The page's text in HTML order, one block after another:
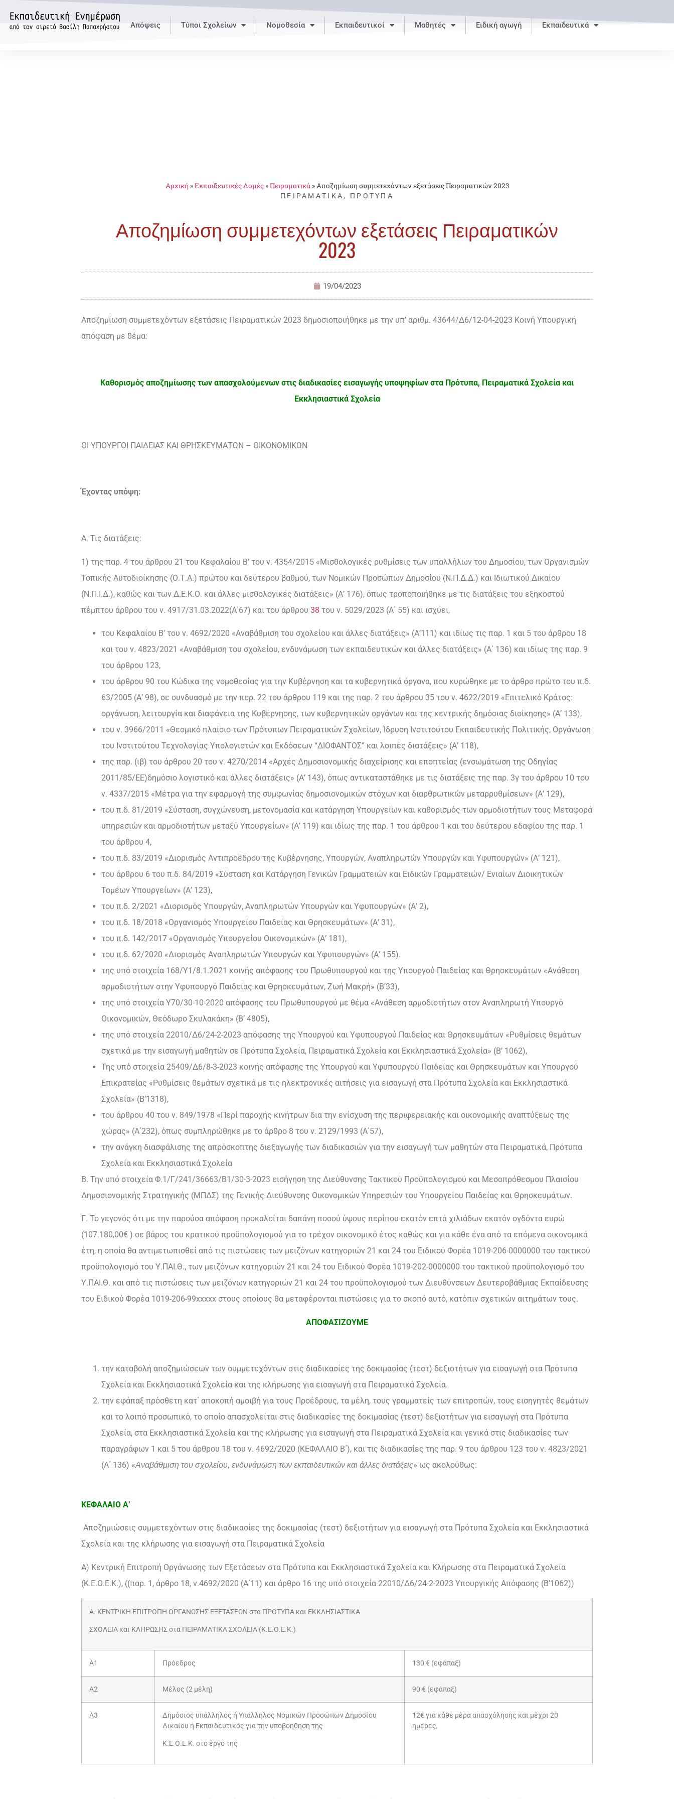
Απόψεις Τύποι Σχολείων Νομοθεσία Εκπαιδευτικοί Μαθητές Ειδική αγωγή Εκπαιδευτικά
Αρχική »Εκπαιδευτικές Δομές»Πειραματικά»Αποζημίωση συμμετεχόντων εξετάσεις Πειραματικών 2023
ΠΕΙΡΑΜΑΤΙΚΆ , ΠΡΌΤΥΠΑ
Αποζημίωση συμμετεχόντων εξετάσεις Πειραματικών
2023
19/04/2023
Αποζημίωση συμμετεχόντων εξετάσεις Πειραματικών 2023 δημοσιοποιήθηκε με την υπ’ αριθμ. 43644/Δ6/12-04-2023 Κοινή Υπουργική
απόφαση με θέμα:
Καθορισμός αποζημίωσης των απασχολούμενων στις διαδικασίες εισαγωγής υποψηφίων στα Πρότυπα, Πειραματικά Σχολεία και
Εκκλησιαστικά Σχολεία
ΟΙ ΥΠΟΥΡΓΟΙ ΠΑΙΔΕΙΑΣ ΚΑΙ ΘΡΗΣΚΕΥΜΑΤΩΝ – ΟΙΚΟΝΟΜΙΚΩΝ
Έχοντας υπόψη:
Α. Τις διατάξεις:
1) της παρ. 4 του άρθρου 21 του Κεφαλαίου Β’ του ν. 4354/2015 «Μισθολογικές ρυθμίσεις των υπαλλήλων του Δημοσίου, των Οργανισμών
Τοπικής Αυτοδιοίκησης (Ο.Τ.Α.) πρώτου και δεύτερου βαθμού, των Νομικών Προσώπων Δημοσίου (Ν.Π.Δ.Δ.) και Ιδιωτικού Δικαίου
(Ν.Π.Ι.Δ.), καθώς και των Δ.Ε.Κ.Ο. και άλλες μισθολογικές διατάξεις» (Α’ 176), όπως τροποποιήθηκε με τις διατάξεις του εξηκοστού
πέμπτου άρθρου του ν. 4917/31.03.2022(Α΄67) και του άρθρου 38 του ν. 5029/2023 (Α΄ 55) και ισχύει,
του Κεφαλαίου Β’ του ν. 4692/2020 «Αναβάθμιση του σχολείου και άλλες διατάξεις» (Α’111) και ιδίως τις παρ. 1 και 5 του άρθρου 18
και του ν. 4823/2021 «Αναβάθμιση του σχολείου, ενδυνάμωση των εκπαιδευτικών και άλλες διατάξεις» (Α΄ 136) και ιδίως της παρ. 9
του άρθρου 123,
του άρθρου 90 του Κώδικα της νομοθεσίας για την Κυβέρνηση και τα κυβερνητικά όργανα, που κυρώθηκε με το άρθρο πρώτο του π.δ.
63/2005 (Α’ 98), σε συνδυασμό με την περ. 22 του άρθρου 119 και της παρ. 2 του άρθρου 35 του ν. 4622/2019 «Επιτελικό Κράτος:
οργάνωση, λειτουργία και διαφάνεια της Κυβέρνησης, των κυβερνητικών οργάνων και της κεντρικής δημόσιας διοίκησης» (Α’ 133),
του ν. 3966/2011 «Θεσμικό πλαίσιο των Πρότυπων Πειραματικών Σχολείων, Ίδρυση Ινστιτούτου Εκπαιδευτικής Πολιτικής, Οργάνωση
του Ινστιτούτου Τεχνολογίας Υπολογιστών και Εκδόσεων “ΔΙΟΦΑΝΤΟΣ” και λοιπές διατάξεις» (Α’ 118),
της παρ. (ιβ) του άρθρου 20 του ν. 4270/2014 «Αρχές Δημοσιονομικής διαχείρισης και εποπτείας (ενσωμάτωση της Οδηγίας
2011/85/ΕΕ)δημόσιο λογιστικό και άλλες διατάξεις» (Α’ 143), όπως αντικαταστάθηκε με τις διατάξεις της παρ. 3γ του άρθρου 10 του
ν. 4337/2015 «Μέτρα για την εφαρμογή της συμφωνίας δημοσιονομικών στόχων και διαρθρωτικών μεταρρυθμίσεων» (Α’ 129),
του π.δ. 81/2019 «Σύσταση, συγχώνευση, μετονομασία και κατάργηση Υπουργείων και καθορισμός των αρμοδιοτήτων τους Μεταφορά
υπηρεσιών και αρμοδιοτήτων μεταξύ Υπουργείων» (Α’ 119) και ιδίως της παρ. 1 του άρθρου 1 και του δεύτερου εδαφίου της παρ. 1
του άρθρου 4,
του π.δ. 83/2019 «Διορισμός Αντιπροέδρου της Κυβέρνησης, Υπουργών, Αναπληρωτών Υπουργών και Υφυπουργών» (Α’ 121),
του άρθρου 6 του π.δ. 84/2019 «Σύσταση και Κατάργηση Γενικών Γραμματειών και Ειδικών Γραμματειών/ Ενιαίων Διοικητικών
Τομέων Υπουργείων» (Α’ 123),
του π.δ. 2/2021 «Διορισμός Υπουργών, Αναπληρωτών Υπουργών και Υφυπουργών» (Α’ 2),
του π.δ. 18/2018 «Οργανισμός Υπουργείου Παιδείας και Θρησκευμάτων» (Α’ 31),
του π.δ. 142/2017 «Οργανισμός Υπουργείου Οικονομικών» (Α’ 181),
του π.δ. 62/2020 «Διορισμός Αναπληρωτών Υπουργών και Υφυπουργών» (Α’ 155).
της υπό στοιχεία 168/Υ1/8.1.2021 κοινής απόφασης του Πρωθυπουργού και της Υπουργού Παιδείας και Θρησκευμάτων «Ανάθεση
αρμοδιοτήτων στην Υφυπουργό Παιδείας και Θρησκευμάτων, Ζωή Μακρή» (Β’33),
της υπό στοιχεία Υ70/30-10-2020 απόφασης του Πρωθυπουργού με θέμα «Ανάθεση αρμοδιοτήτων στον Αναπληρωτή Υπουργό
Οικονομικών, Θεόδωρο Σκυλακάκη» (Β’ 4805),
της υπό στοιχεία 22010/Δ6/24-2-2023 απόφασης της Υπουργού και Υφυπουργού Παιδείας και Θρησκευμάτων «Ρυθμίσεις θεμάτων
σχετικά με την εισαγωγή μαθητών σε Πρότυπα Σχολεία, Πειραματικά Σχολεία και Εκκλησιαστικά Σχολεία» (Β’ 1062),
Της υπό στοιχεία 25409/Δ6/8-3-2023 κοινής απόφασης της Υπουργού και Υφυπουργού Παιδείας και Θρησκευμάτων και Υπουργού
Επικρατείας «Ρυθμίσεις θεμάτων σχετικά με τις ηλεκτρονικές αιτήσεις για εισαγωγή στα Πρότυπα Σχολεία και Εκκλησιαστικά
Σχολεία» (Β’1318),
του άρθρου 40 του ν. 849/1978 «Περί παροχής κινήτρων δια την ενίσχυση της περιφερειακής και οικονομικής αναπτύξεως της
χώρας» (Α΄232), όπως συμπληρώθηκε με το άρθρο 8 του ν. 2129/1993 (Α΄57),
την ανάγκη διασφάλισης της απρόσκοπτης διεξαγωγής των διαδικασιών για την εισαγωγή των μαθητών στα Πειραματικά, Πρότυπα
Σχολεία και Εκκλησιαστικά Σχολεία
Β. Την υπό στοιχεία Φ.1/Γ/241/36663/B1/30-3-2023 εισήγηση της Διεύθυνσης Τακτικού Προϋπολογισμού και Μεσοπρόθεσμου Πλαισίου
Δημοσιονομικής Στρατηγικής (ΜΠΔΣ) της Γενικής Διεύθυνσης Οικονομικών Υπηρεσιών του Υπουργείου Παιδείας και Θρησκευμάτων.
Γ. Το γεγονός ότι με την παρούσα απόφαση προκαλείται δαπάνη ποσού ύψους περίπου εκατόν επτά χιλιάδων εκατόν ογδόντα ευρώ
(107.180,00€ ) σε βάρος του κρατικού προϋπολογισμού για το τρέχον οικονομικό έτος καθώς και για κάθε ένα από τα επόμενα οικονομικά
έτη, η οποία θα αντιμετωπισθεί από τις πιστώσεις των μειζόνων κατηγοριών 21 και 24 του Ειδικού Φορέα 1019-206-0000000 του τακτικού
προϋπολογισμό του Υ.ΠΑΙ.Θ., των μειζόνων κατηγοριών 21 και 24 του Ειδικού Φορέα 1019-202-0000000 του τακτικού προϋπολογισμό του
Υ.ΠΑΙ.Θ. και από τις πιστώσεις των μειζόνων κατηγοριών 21 και 24 του προϋπολογισμού των Διευθύνσεων Δευτεροβάθμιας Εκπαίδευσης
του Ειδικού Φορέα 1019-206-99xxxxx στους οποίους θα μεταφέρονται πιστώσεις για το σκοπό αυτό, κατόπιν σχετικών αιτημάτων τους.
ΑΠΟΦΑΣΙΖΟΥΜΕ
την καταβολή αποζημιώσεων των συμμετεχόντων στις διαδικασίες της δοκιμασίας (τεστ) δεξιοτήτων για εισαγωγή στα Πρότυπα
Σχολεία και Εκκλησιαστικά Σχολεία και της κλήρωσης για εισαγωγή στα Πειραματικά Σχολεία.
την εφάπαξ πρόσθετη κατ΄ αποκοπή αμοιβή για τους Προέδρους, τα μέλη, τους γραμματείς των επιτροπών, τους εισηγητές θεμάτων
και το λοιπό προσωπικό, το οποίο απασχολείται στις διαδικασίες της δοκιμασίας (τεστ) δεξιοτήτων για εισαγωγή στα Πρότυπα
Σχολεία, στα Εκκλησιαστικά Σχολεία και της κλήρωσης για εισαγωγή στα Πειραματικά Σχολεία και γενικά στις διαδικασίες των
παραγράφων 1 και 5 του άρθρου 18 του ν. 4692/2020 (ΚΕΦΑΛΑΙΟ Β΄), και τις διαδικασίες της παρ. 9 του άρθρου 123 του ν. 4823/2021
(Α΄ 136) «Αναβάθμιση του σχολείου, ενδυνάμωση των εκπαιδευτικών και άλλες διατάξεις» ως ακολούθως:
ΚΕΦΑΛΑΙΟ Α’
Αποζημιώσεις συμμετεχόντων στις διαδικασίες της δοκιμασίας (τεστ) δεξιοτήτων για εισαγωγή στα Πρότυπα Σχολεία και Εκκλησιαστικά
Σχολεία και της κλήρωσης για εισαγωγή στα Πειραματικά Σχολεία
Α) Κεντρική Επιτροπή Οργάνωσης των Εξετάσεων στα Πρότυπα και Εκκλησιαστικά Σχολεία και Κλήρωσης στα Πειραματικά Σχολεία
(Κ.Ε.Ο.Ε.Κ.), ((παρ. 1, άρθρο 18, ν.4692/2020 (Α΄11) και άρθρο 16 της υπό στοιχεία 22010/Δ6/24-2-2023 Υπουργικής Απόφασης (Β’1062))
Α. ΚΕΝΤΡΙΚΗ ΕΠΙΤΡΟΠΗ ΟΡΓΑΝΩΣΗΣ ΕΞΕΤΑΣΕΩΝ στα ΠΡΟΤΥΠΑ και ΕΚΚΛΗΣΙΑΣΤΙΚΑ
ΣΧΟΛΕΙΑ και ΚΛΗΡΩΣΗΣ στα ΠΕΙΡΑΜΑΤΙΚΑ ΣΧΟΛΕΙΑ (Κ.Ε.Ο.Ε.Κ.)
Α1 Πρόεδρος 130 € (εφάπαξ)
Α2 Μέλος (2 μέλη) 90 € (εφάπαξ)
Α3
Δημόσιος υπάλληλος ή Υπάλληλος Νομικών Προσώπων Δημοσίου
Δικαίου ή Εκπαιδευτικός για την υποβοήθηση της
Κ.Ε.Ο.Ε.Κ. στο έργο της
12€ για κάθε μέρα απασχόλησης και μέχρι 20
ημέρες,